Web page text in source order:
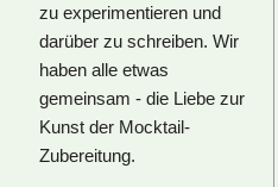
zu experimentieren und
darüber zu schreiben. Wir
haben alle etwas
gemeinsam - die Liebe zur
Kunst der Mocktail-
Zubereitung.